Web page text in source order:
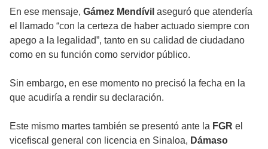
En ese mensaje, Gámez Mendívil aseguró que atendería
el llamado “con la certeza de haber actuado siempre con
apego a la legalidad”, tanto en su calidad de ciudadano
como en su función como servidor público.
Sin embargo, en ese momento no precisó la fecha en la
que acudiría a rendir su declaración.
Este mismo martes también se presentó ante la FGR el
vicefiscal general con licencia en Sinaloa, Dámaso